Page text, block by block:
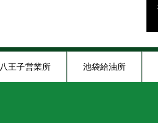
八王子営業所 池袋給油所